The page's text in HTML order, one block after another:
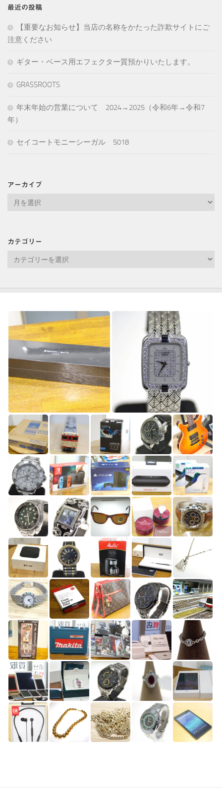
最近の投稿
【重要なお知らせ】当店の名称をかたった詐欺サイトにご
注意ください
ギター・ベース用エフェクター質預かりいたします。
GRASSROOTS
年末年始の営業について 2024→2025（令和6年→令和7
年）
セイコートモニーシーガル 5018
アーカイブ
ブ
カテゴリー
リ